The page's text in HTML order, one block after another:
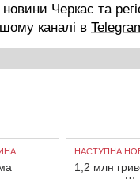
новини Черкас та
каналі в
НАСТУПНА
1,2 млн